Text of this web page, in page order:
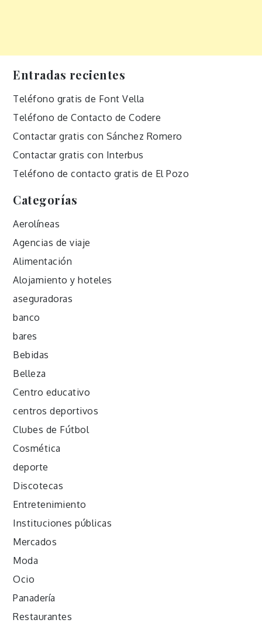
Entradas recientes
Teléfono gratis de Font Vella
Teléfono de Contacto de Codere
Contactar gratis con Sánchez Romero
Contactar gratis con Interbus
Teléfono de contacto gratis de El Pozo
Categorías
Aerolíneas
Agencias de viaje
Alimentación
Alojamiento y hoteles
aseguradoras
banco
bares
Bebidas
Belleza
Centro educativo
centros deportivos
Clubes de Fútbol
Cosmética
deporte
Discotecas
Entretenimiento
Instituciones públicas
Mercados
Moda
Ocio
Panadería
Restaurantes